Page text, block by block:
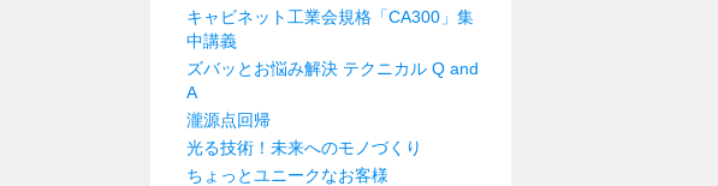
キャビネット工業会規格「CA300」集
中講義
ズバッとお悩み解決 テクニカル Q and
A
瀧源点回帰
光る技術！未来へのモノづくり
ちょっとユニークなお客様